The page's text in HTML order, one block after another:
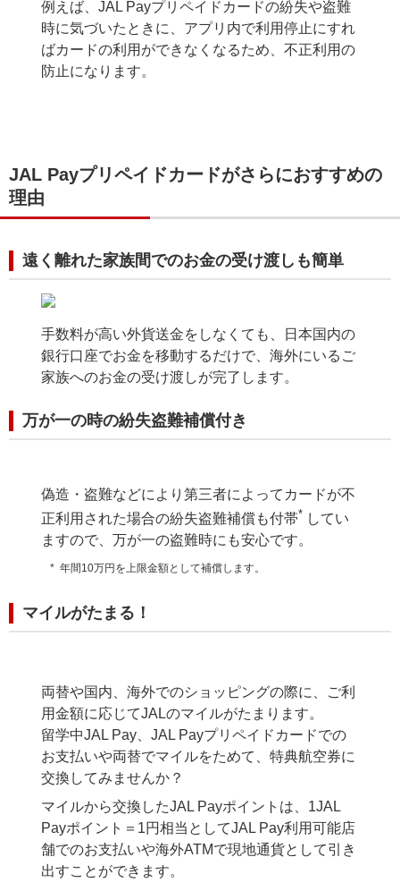
例えば、JAL Payプリペイドカードの紛失や盗難
時に気づいたときに、アプリ内で利用停止にすれ
ばカードの利用ができなくなるため、不正利用の
防止になります。
JAL Payプリペイドカードがさらにおすすめの
理由
遠く離れた家族間でのお金の受け渡しも簡単
手数料が高い外貨送金をしなくても、日本国内の
銀行口座でお金を移動するだけで、海外にいるご
家族へのお金の受け渡しが完了します。
万が一の時の紛失盗難補償付き
偽造・盗難などにより第三者によってカードが不
正利用された場合の紛失盗難補償も付帯* してい
ますので、万が一の盗難時にも安心です。
年間10万円を上限金額として補償します。
マイルがたまる！
両替や国内、海外でのショッピングの際に、ご利
用金額に応じてJALのマイルがたまります。
留学中JAL Pay、JAL Payプリペイドカードでの
お支払いや両替でマイルをためて、特典航空券に
交換してみませんか？
マイルから交換したJAL Payポイントは、1JAL
Payポイント＝1円相当としてJAL Pay利用可能店
舗でのお支払いや海外ATMで現地通貨として引き
出すことができます。